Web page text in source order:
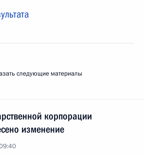
следующие материалы
корпорации
изменение